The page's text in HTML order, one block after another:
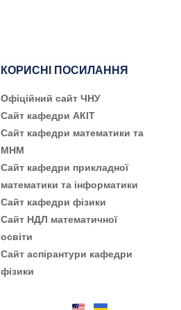
КОРИСНІ ПОСИЛАННЯ
Офіційний сайт ЧНУ
Сайт кафедри АКІТ
Сайт кафедри математики та
МНМ
Сайт кафедри прикладної
математики та інформатики
Сайт кафедри фізики
Сайт НДЛ математичної
освіти
Сайт аспірантури кафедри
фізики